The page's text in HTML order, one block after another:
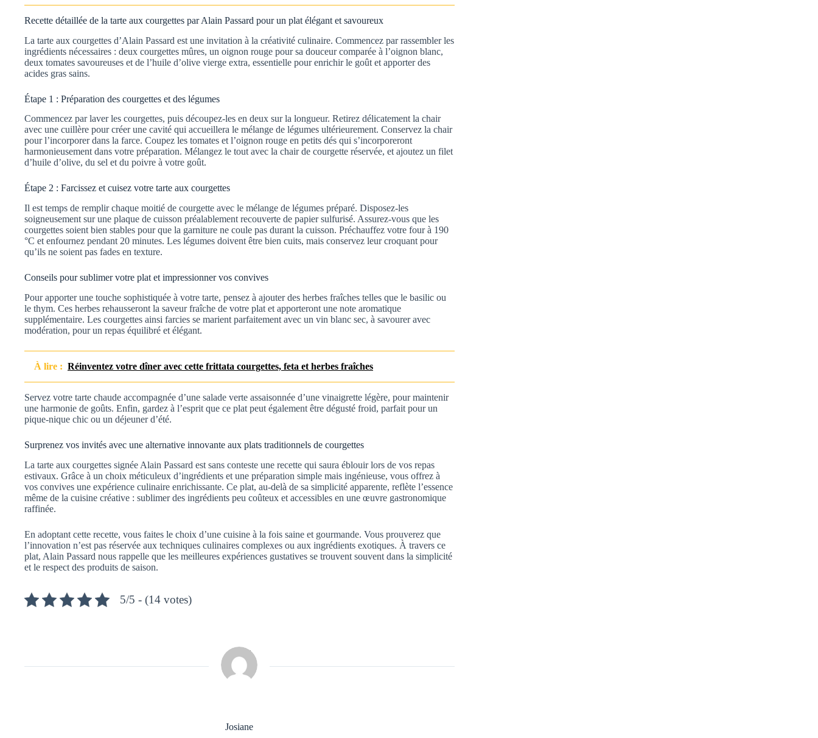
Recette détaillée de la tarte aux courgettes par Alain Passard pour un plat élégant et savoureux
La tarte aux courgettes d’Alain Passard est une invitation à la créativité culinaire. Commencez par rassembler les
ingrédients nécessaires : deux courgettes mûres, un oignon rouge pour sa douceur comparée à l’oignon blanc,
deux tomates savoureuses et de l’huile d’olive vierge extra, essentielle pour enrichir le goût et apporter des
acides gras sains.
Étape 1 : Préparation des courgettes et des légumes
Commencez par laver les courgettes, puis découpez-les en deux sur la longueur. Retirez délicatement la chair
avec une cuillère pour créer une cavité qui accueillera le mélange de légumes ultérieurement. Conservez la chair
pour l’incorporer dans la farce. Coupez les tomates et l’oignon rouge en petits dés qui s’incorporeront
harmonieusement dans votre préparation. Mélangez le tout avec la chair de courgette réservée, et ajoutez un filet
d’huile d’olive, du sel et du poivre à votre goût.
Étape 2 : Farcissez et cuisez votre tarte aux courgettes
Il est temps de remplir chaque moitié de courgette avec le mélange de légumes préparé. Disposez-les
soigneusement sur une plaque de cuisson préalablement recouverte de papier sulfurisé. Assurez-vous que les
courgettes soient bien stables pour que la garniture ne coule pas durant la cuisson. Préchauffez votre four à 190
°C et enfournez pendant 20 minutes. Les légumes doivent être bien cuits, mais conservez leur croquant pour
qu’ils ne soient pas fades en texture.
Conseils pour sublimer votre plat et impressionner vos convives
Pour apporter une touche sophistiquée à votre tarte, pensez à ajouter des herbes fraîches telles que le basilic ou
le thym. Ces herbes rehausseront la saveur fraîche de votre plat et apporteront une note aromatique
supplémentaire. Les courgettes ainsi farcies se marient parfaitement avec un vin blanc sec, à savourer avec
modération, pour un repas équilibré et élégant.
À lire : Réinventez votre dîner avec cette frittata courgettes, feta et herbes fraîches
Servez votre tarte chaude accompagnée d’une salade verte assaisonnée d’une vinaigrette légère, pour maintenir
une harmonie de goûts. Enfin, gardez à l’esprit que ce plat peut également être dégusté froid, parfait pour un
pique-nique chic ou un déjeuner d’été.
Surprenez vos invités avec une alternative innovante aux plats traditionnels de courgettes
La tarte aux courgettes signée Alain Passard est sans conteste une recette qui saura éblouir lors de vos repas
estivaux. Grâce à un choix méticuleux d’ingrédients et une préparation simple mais ingénieuse, vous offrez à
vos convives une expérience culinaire enrichissante. Ce plat, au-delà de sa simplicité apparente, reflète l’essence
même de la cuisine créative : sublimer des ingrédients peu coûteux et accessibles en une œuvre gastronomique
raffinée.
En adoptant cette recette, vous faites le choix d’une cuisine à la fois saine et gourmande. Vous prouverez que
l’innovation n’est pas réservée aux techniques culinaires complexes ou aux ingrédients exotiques. À travers ce
plat, Alain Passard nous rappelle que les meilleures expériences gustatives se trouvent souvent dans la simplicité
et le respect des produits de saison.
5/5 - (14 votes)
Josiane